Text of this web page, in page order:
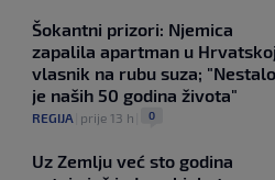
Šokantni prizori: Njemica
zapalila apartman u Hrvatskoj,
vlasnik na rubu suza; "Nestalo
je naših 50 godina života"
REGIJA prije 13 h 0
Uz Zemlju već sto godina